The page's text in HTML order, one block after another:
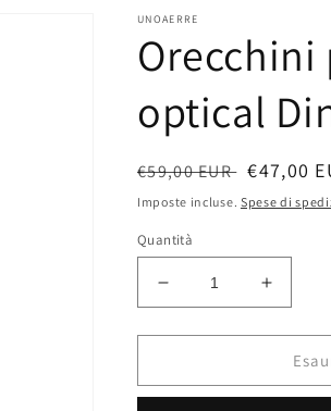
UNOAERRE
optical
Prezzo
di
listino
€59,00 EUR Prezzo
scontato
€47,00
Imposte incluse. Spese di
Quantità
Diminuisci
quantità
per
pendenti
Aumenta
quantità
per